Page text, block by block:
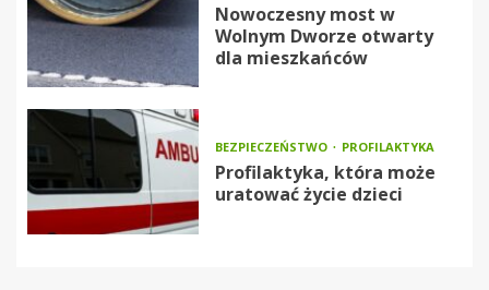
Nowoczesny most w
Wolnym Dworze otwarty
dla mieszkańców
BEZPIECZEŃSTWO PROFILAKTYKA
Profilaktyka, która może
uratować życie dzieci